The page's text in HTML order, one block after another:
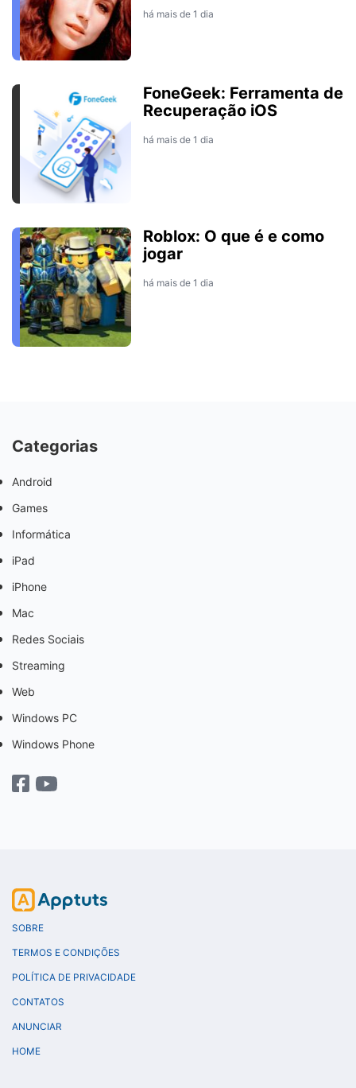
há mais de 1 dia
FoneGeek: Ferramenta de
Recuperação iOS
há mais de 1 dia
Roblox: O que é e como
jogar
há mais de 1 dia
Categorias
Android
Games
Informática
iPad
iPhone
Mac
Redes Sociais
Streaming
Web
Windows PC
Windows Phone
SOBRE
TERMOS E CONDIÇÕES
POLÍTICA DE PRIVACIDADE
CONTATOS
ANUNCIAR
HOME